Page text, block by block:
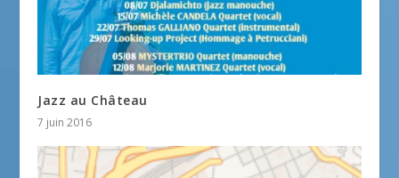
Jazz au Château
7 juin 2016